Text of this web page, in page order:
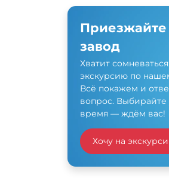
Приезжайте
завод
Хватит
экскурсию по
Всё покажем и
вопрос.
время — ждём вас!
Хочу на